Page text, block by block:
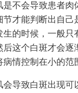
会导致患者肉
节才能判断出自己
生的时候，一般只
后这个白斑才会逐
情控制在小的范
导致白斑出现可